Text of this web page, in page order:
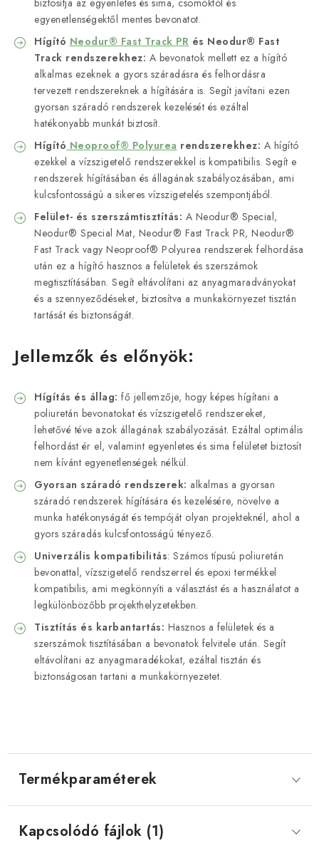
biztosítja az egyenletes és sima, csomóktól és
egyenetlenségektől mentes bevonatot.
Hígító Neodur® Fast Track PR és Neodur® Fast
Track rendszerekhez: A bevonatok mellett ez a hígító
alkalmas ezeknek a gyors száradásra és felhordásra
tervezett rendszereknek a hígítására is. Segít javítani ezen
gyorsan száradó rendszerek kezelését és ezáltal
hatékonyabb munkát biztosít.
Hígító Neoproof® Polyurea rendszerekhez: A hígító
ezekkel a vízszigetelő rendszerekkel is kompatibilis. Segít e
rendszerek hígításában és állagának szabályozásában, ami
kulcsfontosságú a sikeres vízszigetelés szempontjából.
Felület- és szerszámtisztítás: A Neodur® Special,
Neodur® Special Mat, Neodur® Fast Track PR, Neodur®
Fast Track vagy Neoproof® Polyurea rendszerek felhordása
után ez a hígító hasznos a felületek és szerszámok
megtisztításában. Segít eltávolítani az anyagmaradványokat
és a szennyeződéseket, biztosítva a munkakörnyezet tisztán
tartását és biztonságát.
Jellemzők és előnyök:
Hígítás és állag: fő jellemzője, hogy képes hígítani a
poliuretán bevonatokat és vízszigetelő rendszereket,
lehetővé téve azok állagának szabályozását. Ezáltal optimális
felhordást ér el, valamint egyenletes és sima felületet biztosít
nem kívánt egyenetlenségek nélkül.
Gyorsan száradó rendszerek: alkalmas a gyorsan
száradó rendszerek hígítására és kezelésére, növelve a
munka hatékonyságát és tempóját olyan projekteknél, ahol a
gyors száradás kulcsfontosságú tényező.
Univerzális kompatibilitás: Számos típusú poliuretán
bevonattal, vízszigetelő rendszerrel és epoxi termékkel
kompatibilis, ami megkönnyíti a választást és a használatot a
legkülönbözőbb projekthelyzetekben.
Tisztítás és karbantartás: Hasznos a felületek és a
szerszámok tisztításában a bevonatok felvitele után. Segít
eltávolítani az anyagmaradékokat, ezáltal tisztán és
biztonságosan tartani a munkakörnyezetet.
Termékparaméterek
Kapcsolódó fájlok (1)